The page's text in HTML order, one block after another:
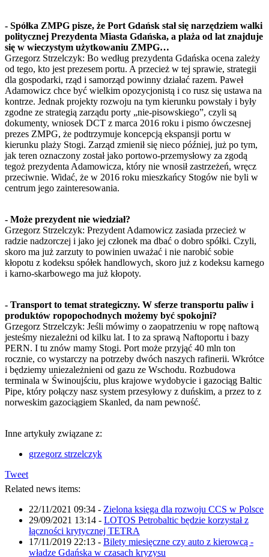
- Spółka ZMPG pisze, że Port Gdańsk stał się narzędziem walki
politycznej Prezydenta Miasta Gdańska, a plaża od lat znajduje
się w wieczystym użytkowaniu ZMPG…
Grzegorz Strzelczyk: Bo według prezydenta Gdańska ocena zależy
od tego, kto jest prezesem portu. A przecież w tej sprawie, strategii
dla gospodarki, rząd i samorząd powinny działać razem. Paweł
Adamowicz chce być wielkim opozycjonistą i co rusz się ustawa na
kontrze. Jednak projekty rozwoju na tym kierunku powstały i były
zgodne ze strategią zarządu porty „nie-pisowskiego”, czyli są
dokumenty, wniosek DCT z marca 2016 roku i pismo ówczesnej
prezes ZMPG, że podtrzymuje koncepcją ekspansji portu w
kierunku plaży Stogi. Zarząd zmienił się nieco później, już po tym,
jak teren oznaczony został jako portowo-przemysłowy za zgodą
tegoż prezydenta Adamowicza, który nie wnosił zastrzeżeń, wręcz
przeciwnie. Widać, że w 2016 roku mieszkańcy Stogów nie byli w
centrum jego zainteresowania.
- Może prezydent nie wiedział?
Grzegorz Strzelczyk: Prezydent Adamowicz zasiada przecież w
radzie nadzorczej i jako jej członek ma dbać o dobro spółki. Czyli,
skoro ma już zarzuty to powinien uważać i nie narobić sobie
kłopotu z kodeksu spółek handlowych, skoro już z kodeksu karnego
i karno-skarbowego ma już kłopoty.
- Transport to temat strategiczny. W sferze transportu paliw i
produktów ropopochodnych możemy być spokojni?
Grzegorz Strzelczyk: Jeśli mówimy o zaopatrzeniu w ropę naftową
jesteśmy niezależni od kilku lat. I to za sprawą Naftoportu i bazy
PERN. I tu znów mamy Stogi. Port może przyjąć 40 mln ton
rocznie, co wystarczy na potrzeby dwóch naszych rafinerii. Wkrótce
i będziemy uniezależnieni od gazu ze Wschodu. Rozbudowa
terminala w Świnoujściu, plus krajowe wydobycie i gazociąg Baltic
Pipe, który połączy nasz system przesyłowy z duńskim, a przez to z
norweskim gazociągiem Skanled, da nam pewność.
Inne artykuły związane z:
grzegorz strzelczyk
Tweet
Related news items:
22/11/2021 09:34 - Zielona księga dla rozwoju CCS w Polsce
29/09/2021 13:14 - LOTOS Petrobaltic będzie korzystał z
łączności krytycznej TETRA
17/11/2019 22:13 - Bilety miesięczne czy auto z kierowcą -
władze Gdańska w czasach kryzysu